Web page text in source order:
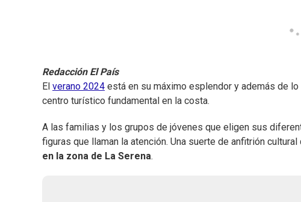
Redacción El País
El verano 2024 está en su máximo esplendor y además de
centro turístico fundamental en la costa.
A las familias y los grupos de jóvenes que eligen sus
figuras que llaman la atención. Una suerte de anfitrión cultural
en la zona de La Serena.